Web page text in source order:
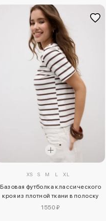
XS S M L XL
Базовая футболка классического
кроя из плотной ткани в полоску
1550 ₽